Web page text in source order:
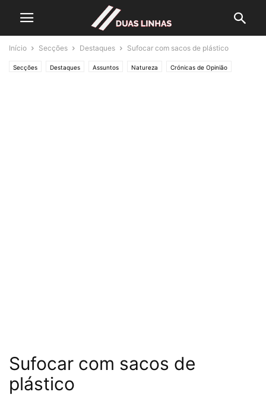
Início Secções Destaques Sufocar com sacos de plástico
Secções Destaques Assuntos Natureza Crónicas de Opinião
Sufocar com sacos de
plástico